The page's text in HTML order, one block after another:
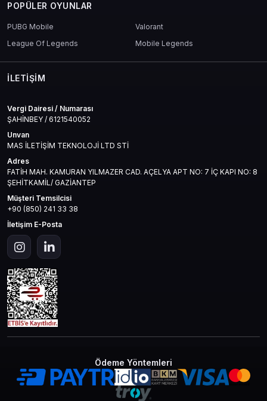
POPÜLER OYUNLAR
PUBG Mobile
Valorant
League Of Legends
Mobile Legends
İLETIŞIM
Vergi Dairesi / Numarası
ŞAHİNBEY / 6121540052
Unvan
MAS İLETİŞİM TEKNOLOJİ LTD STİ
Adres
FATİH MAH. KAMURAN YILMAZER CAD. AÇELYA APT NO: 7 İÇ KAPI NO: 8
ŞEHİTKAMİL/ GAZİANTEP
Müşteri Temsilcisi
+90 (850) 241 33 38
İletişim E-Posta
Ödeme Yöntemleri